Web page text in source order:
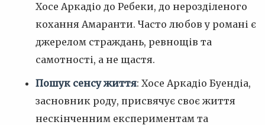
Хосе Аркадіо до Ребеки, до нерозділеного
кохання Амаранти. Часто любов у романі є
джерелом страждань, ревнощів та
самотності, а не щастя.
Пошук сенсу життя: Хосе Аркадіо Буендіа,
засновник роду, присвячує своє життя
нескінченним експериментам та